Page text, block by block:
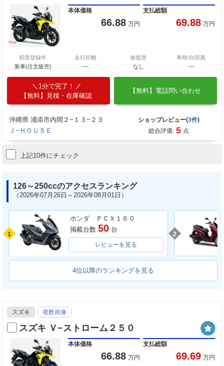
本体価格
66.88 万円
支払総額
69.88 万円
初度登録年
新車(注文販売)
走行距離
―
修復歴
なし
車検/自賠責
―
1分で完了！
【無料】見積・在庫確認
【無料】電話問い合わせ
沖縄県 浦添市内間２−１３−２３
Ｊ−ＨＯＵＳＥ
ショップレビュー(3件)
総合評価: 5 点
上記10件にチェック
126～250ccのアクセスランキング
（2026年07月26日～2026年08月01日）
1
ホンダ ＰＣＸ１６０
掲載台数 50 台
レビューを見る
2
4位以降のランキングを見る
スズキ 複数画像
スズキ Ｖ−ストローム２５０
本体価格
66.88 万円
支払総額
69.69 万円